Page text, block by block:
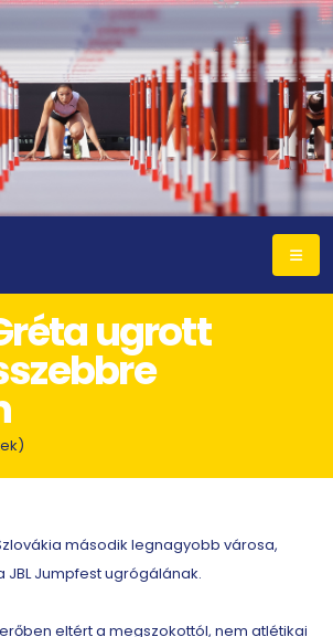
ugrott
második legnagyobb városa,
JBL Jumpfest ugrógálának.
eltért a megszokottól, nem atlétikai